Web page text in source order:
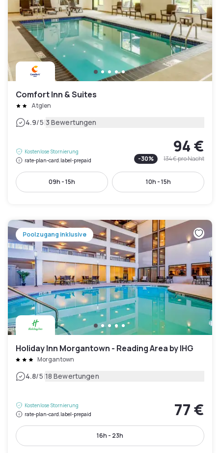
Comfort Inn & Suites
Atglen
4.9/5|3 Bewertungen
Kostenlose Stornierung
rate-plan-card.label-prepaid
94 €
-30% 134 €pro Nacht
09h - 15h 10h - 15h
Poolzugang inklusive
Holiday Inn Morgantown - Reading Area by IHG
Morgantown
4.8/5|18 Bewertungen
Kostenlose Stornierung
rate-plan-card.label-prepaid
77 €
16h - 23h